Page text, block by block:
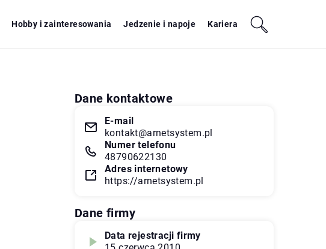
Hobby i zainteresowania Jedzenie i napoje Kariera
Dane kontaktowe
E-mail
kontakt@arnetsystem.pl
Numer telefonu
48790622130
Adres internetowy
https://arnetsystem.pl
Dane firmy
Data rejestracji firmy